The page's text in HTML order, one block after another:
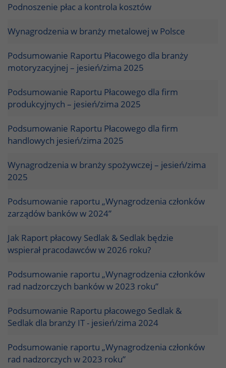
Podnoszenie płac a kontrola kosztów
Wynagrodzenia w branży metalowej w Polsce
Podsumowanie Raportu Płacowego dla branży
motoryzacyjnej – jesień/zima 2025
Podsumowanie Raportu Płacowego dla firm
produkcyjnych – jesień/zima 2025
Podsumowanie Raportu Płacowego dla firm
handlowych jesień/zima 2025
Wynagrodzenia w branży spożywczej – jesień/zima
2025
Podsumowanie raportu „Wynagrodzenia członków
zarządów banków w 2024”
Jak Raport płacowy Sedlak & Sedlak będzie
wspierał pracodawców w 2026 roku?
Podsumowanie raportu „Wynagrodzenia członków
rad nadzorczych banków w 2023 roku”
Podsumowanie Raportu płacowego Sedlak &
Sedlak dla branży IT - jesień/zima 2024
Podsumowanie raportu „Wynagrodzenia członków
rad nadzorczych w 2023 roku”